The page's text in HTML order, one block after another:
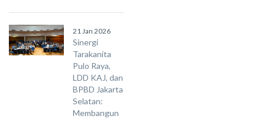
21 Jan 2026
Sinergi
Tarakanita
Pulo Raya,
LDD KAJ, dan
BPBD Jakarta
Selatan:
Membangun